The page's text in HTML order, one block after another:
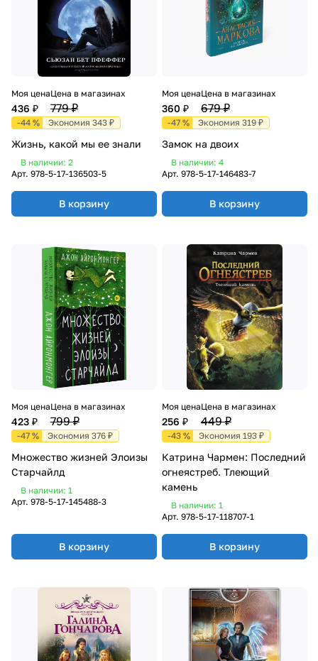
Моя цена
436 ₽
Цена в магазинах
779 ₽
-44 % Экономия 343 ₽
Жизнь, какой мы ее знали
В наличии: 2
Арт. 978-5-17-136503-5
В корзину
Моя цена
360 ₽
Цена в магазинах
679 ₽
-47 % Экономия 319 ₽
Замок на двоих
В наличии: 4
Арт. 978-5-17-146483-7
В корзину
Моя цена
423 ₽
Цена в магазинах
799 ₽
-47 % Экономия 376 ₽
Множество жизней Элоизы
Старчайлд
В наличии: 1
Арт. 978-5-17-145488-3
В корзину
Моя цена
256 ₽
Цена в магазинах
449 ₽
-43 % Экономия 193 ₽
Катрина Чармен: Последний
огнеястреб. Тлеющий
камень
В наличии: 1
Арт. 978-5-17-118707-1
В корзину